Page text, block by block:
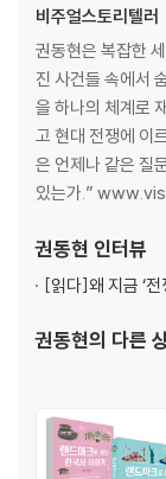
01. 비주얼스토리
02. 한국 전쟁 참전
03. 비주얼스토리
04. 비주얼스토리텔
ing. 21세기의 전쟁
02. 비주얼스토리텔
에필로그
아트워크
비주얼스토리텔러
권동현은 복잡한
진 사건들 속에서
을 하나의 체계로
고 현대 전쟁에 이
은 언제나 같은 질
있는가.”
권동현 인터뷰
[읽다]왜 지금 ‘
권동현의 다른